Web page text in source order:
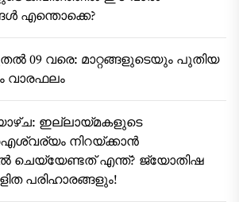
എന്തൊക്കെ?
09 വരെ: മാറ്റങ്ങളുടെയും പുതിയ
വാരഫലം
ഇല്ലായ്മകളുടെ
നിറയ്ക്കാൻ
ചെയ്യേണ്ടത് എന്ത്? ജ്യോതിഷ
പരിഹാരങ്ങളും!